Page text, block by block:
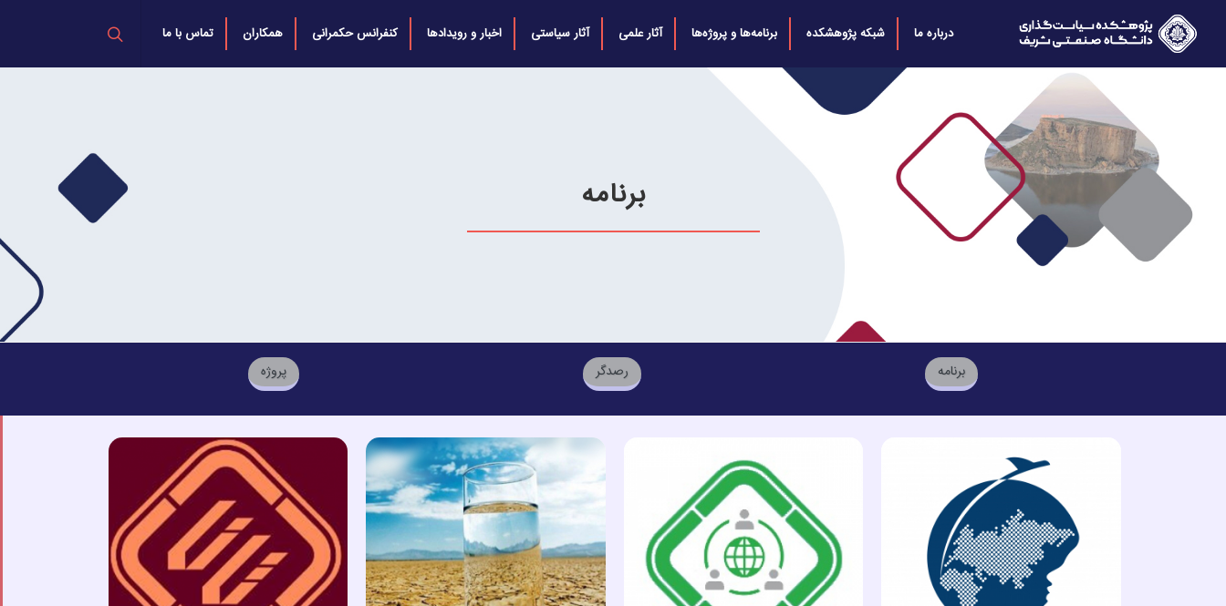
درباره ما شبکه پژوهشکده برنامه‌ها و پروژه‌ها آثار علمی آثار سیاستی اخبار و رویدادها کنفرانس حکمرانی همکاران تماس با ما
برنامه
برنامه رصدگر پروژه